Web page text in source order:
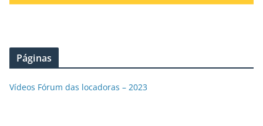
Páginas
Vídeos Fórum das locadoras – 2023